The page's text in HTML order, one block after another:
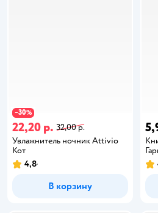
−30%
22,20 р. 32,00 р.
Увлажнитель ночник Attivio
Кот
4,8
В корзину